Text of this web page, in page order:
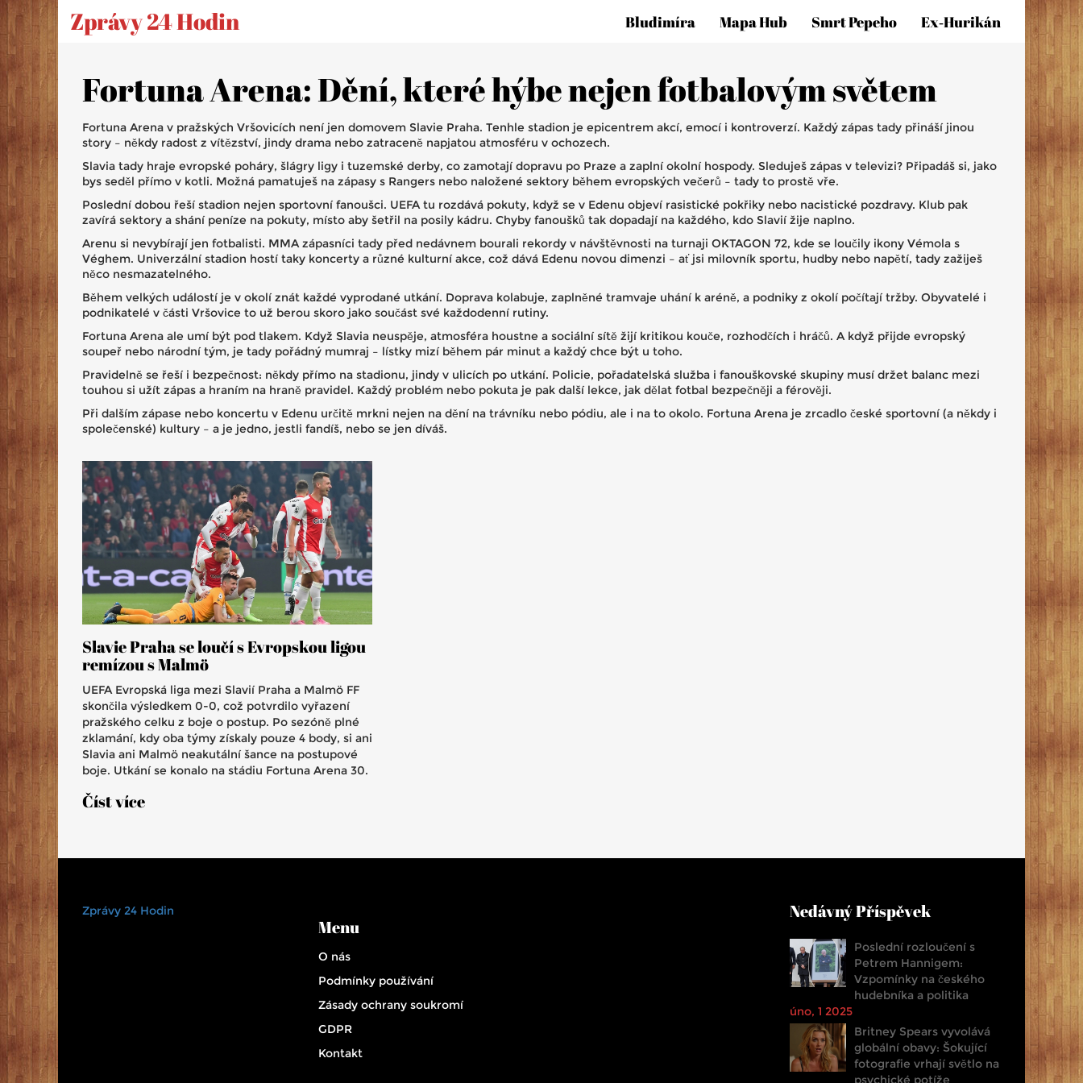
Zprávy 24 Hodin Bludimíra Mapa Hub Smrt Pepeho Ex‑hurikán
Fortuna Arena: Dění, které hýbe nejen fotbalovým světem
Fortuna Arena v pražských Vršovicích není jen domovem Slavie Praha. Tenhle stadion je epicentrem akcí, emocí i kontroverzí. Každý zápas tady přináší jinou
story – někdy radost z vítězství, jindy drama nebo zatraceně napjatou atmosféru v ochozech.
Slavia tady hraje evropské poháry, šlágry ligy i tuzemské derby, co zamotají dopravu po Praze a zaplní okolní hospody. Sleduješ zápas v televizi? Připadáš si, jako
bys seděl přímo v kotli. Možná pamatuješ na zápasy s Rangers nebo naložené sektory během evropských večerů – tady to prostě vře.
Poslední dobou řeší stadion nejen sportovní fanoušci. UEFA tu rozdává pokuty, když se v Edenu objeví rasistické pokřiky nebo nacistické pozdravy. Klub pak
zavírá sektory a shání peníze na pokuty, místo aby šetřil na posily kádru. Chyby fanoušků tak dopadají na každého, kdo Slavií žije naplno.
Arenu si nevybírají jen fotbalisti. MMA zápasníci tady před nedávnem bourali rekordy v návštěvnosti na turnaji OKTAGON 72, kde se loučily ikony Vémola s
Véghem. Univerzální stadion hostí taky koncerty a různé kulturní akce, což dává Edenu novou dimenzi – ať jsi milovník sportu, hudby nebo napětí, tady zažiješ
něco nesmazatelného.
Během velkých událostí je v okolí znát každé vyprodané utkání. Doprava kolabuje, zaplněné tramvaje uhání k aréně, a podniky z okolí počítají tržby. Obyvatelé i
podnikatelé v části Vršovice to už berou skoro jako součást své každodenní rutiny.
Fortuna Arena ale umí být pod tlakem. Když Slavia neuspěje, atmosféra houstne a sociální sítě žijí kritikou kouče, rozhodčích i hráčů. A když přijde evropský
soupeř nebo národní tým, je tady pořádný mumraj – lístky mizí během pár minut a každý chce být u toho.
Pravidelně se řeší i bezpečnost: někdy přímo na stadionu, jindy v ulicích po utkání. Policie, pořadatelská služba i fanouškovské skupiny musí držet balanc mezi
touhou si užít zápas a hraním na hraně pravidel. Každý problém nebo pokuta je pak další lekce, jak dělat fotbal bezpečněji a férověji.
Při dalším zápase nebo koncertu v Edenu určitě mrkni nejen na dění na trávníku nebo pódiu, ale i na to okolo. Fortuna Arena je zrcadlo české sportovní (a někdy i
společenské) kultury – a je jedno, jestli fandíš, nebo se jen díváš.
Slavie Praha se loučí s Evropskou ligou
remízou s Malmö
UEFA Evropská liga mezi Slavií Praha a Malmö FF
skončila výsledkem 0-0, což potvrdilo vyřazení
pražského celku z boje o postup. Po sezóně plné
zklamání, kdy oba týmy získaly pouze 4 body, si ani
Slavia ani Malmö neakutální šance na postupové
boje. Utkání se konalo na stádiu Fortuna Arena 30.
a 32. příčce.
Číst více
Zprávy 24 Hodin
Menu
O nás
Podmínky používání
Zásady ochrany soukromí
GDPR
Kontakt
Nedávný Příspěvek
Poslední rozloučení s
Petrem Hannigem:
Vzpomínky na českého
hudebníka a politika
úno, 1 2025
Britney Spears vyvolává
globální obavy: Šokující
fotografie vrhají světlo na
psychické potíže